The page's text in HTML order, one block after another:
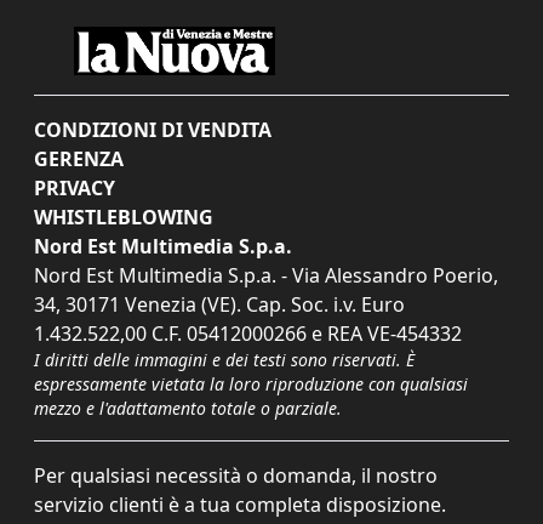
CONDIZIONI DI VENDITA
GERENZA
PRIVACY
WHISTLEBLOWING
Nord Est Multimedia S.p.a.
Nord Est Multimedia S.p.a. - Via Alessandro Poerio,
34, 30171 Venezia (VE). Cap. Soc. i.v. Euro
1.432.522,00 C.F. 05412000266 e REA VE-454332
I diritti delle immagini e dei testi sono riservati. È
espressamente vietata la loro riproduzione con qualsiasi
mezzo e l'adattamento totale o parziale.
Per qualsiasi necessità o domanda, il nostro
servizio clienti è a tua completa disposizione.